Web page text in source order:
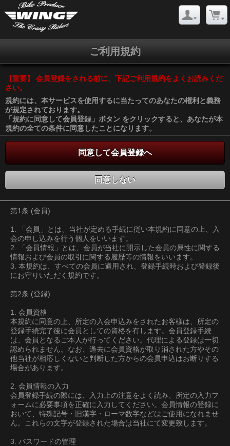
ご利用規約
【重要】 会員登録をされる前に、下記ご利用規約をよくお読みくだ
さい。
規約には、本サービスを使用するに当たってのあなたの権利と義務
が規定されております。
「規約に同意して会員登録」ボタン をクリックすると、あなたが本
規約の全ての条件に同意したことになります。
同意して会員登録へ
同意しない
第1条 (会員)
1. 「会員」とは、当社が定める手続に従い本規約に同意の上、入
会の申し込みを行う個人をいいます。
2. 「会員情報」とは、会員が当社に開示した会員の属性に関する
情報および会員の取引に関する履歴等の情報をいいます。
3. 本規約は、すべての会員に適用され、登録手続時および登録後
にお守りいただく規約です。
第2条 (登録)
1. 会員資格
本規約に同意の上、所定の入会申込みをされたお客様は、所定の
登録手続完了後に会員としての資格を有します。会員登録手続
は、会員となるご本人が行ってください。代理による登録は一切
認められません。なお、過去に会員資格が取り消された方やその
他当社が相応しくないと判断した方からの会員申込はお断りする
場合があります。
2. 会員情報の入力
会員登録手続の際には、入力上の注意をよく読み、所定の入力フ
ォームに必要事項を正確に入力してください。会員情報の登録に
おいて、特殊記号・旧漢字・ローマ数字などはご使用になれませ
ん。これらの文字が登録された場合は当社にて変更致します。
3. パスワードの管理